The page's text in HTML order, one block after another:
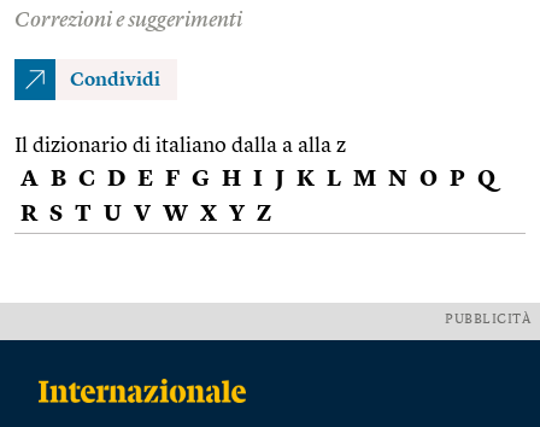
Correzioni e suggerimenti
Condividi
Il dizionario di italiano dalla a alla z
A B C D E F G H I J K L M N O P Q
R S T U V W X Y Z
PUBBLICITÀ